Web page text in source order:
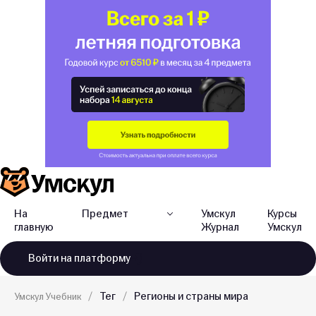
На
главную
Предмет
Умскул
Журнал
Курсы
Умскул
Войти на платформу
Умскул Учебник Тег Регионы и страны мира